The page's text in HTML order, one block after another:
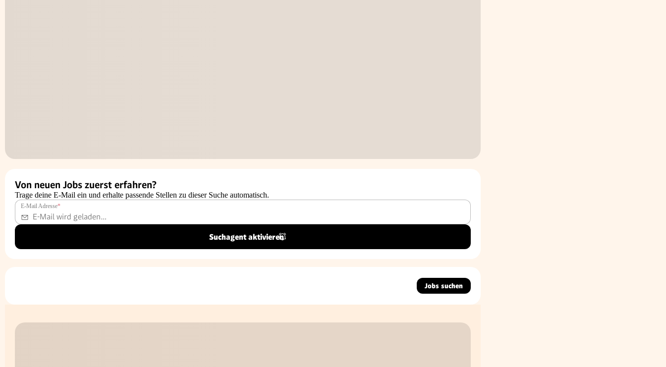
Von neuen Jobs zuerst erfahren?
Trage deine E-Mail ein und erhalte passende Stellen zu dieser Suche automatisch.
E-Mail Adresse*
Suchagent aktivieren
Jobs suchen